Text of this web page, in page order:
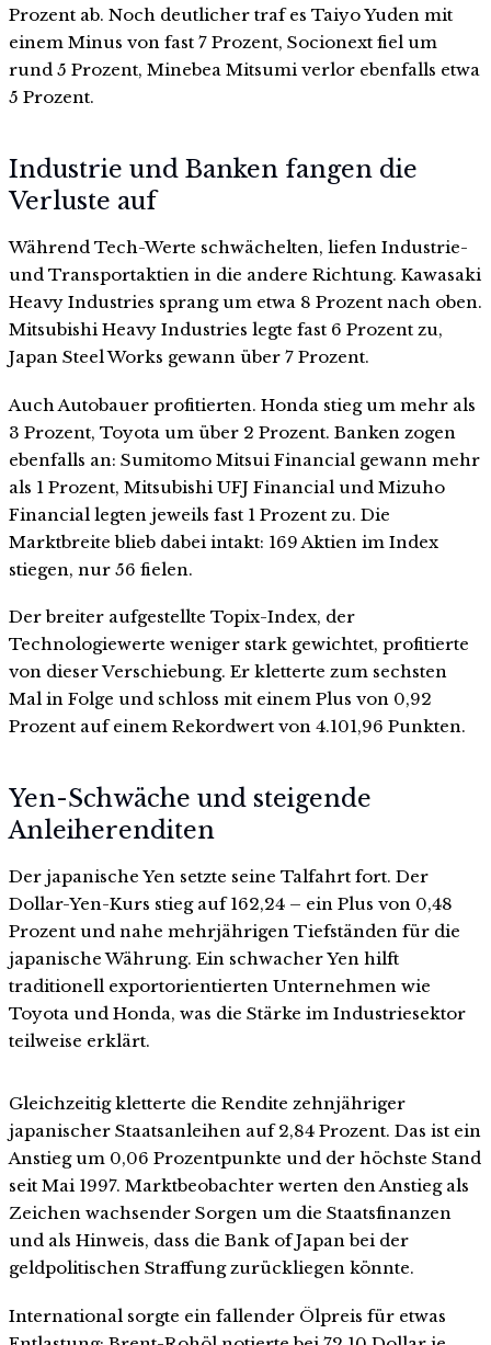
Prozent ab. Noch deutlicher traf es Taiyo Yuden mit
einem Minus von fast 7 Prozent, Socionext fiel um
rund 5 Prozent, Minebea Mitsumi verlor ebenfalls etwa
5 Prozent.
Industrie und Banken fangen die
Verluste auf
Während Tech-Werte schwächelten, liefen Industrie-
und Transportaktien in die andere Richtung. Kawasaki
Heavy Industries sprang um etwa 8 Prozent nach oben.
Mitsubishi Heavy Industries legte fast 6 Prozent zu,
Japan Steel Works gewann über 7 Prozent.
Auch Autobauer profitierten. Honda stieg um mehr als
3 Prozent, Toyota um über 2 Prozent. Banken zogen
ebenfalls an: Sumitomo Mitsui Financial gewann mehr
als 1 Prozent, Mitsubishi UFJ Financial und Mizuho
Financial legten jeweils fast 1 Prozent zu. Die
Marktbreite blieb dabei intakt: 169 Aktien im Index
stiegen, nur 56 fielen.
Der breiter aufgestellte Topix-Index, der
Technologiewerte weniger stark gewichtet, profitierte
von dieser Verschiebung. Er kletterte zum sechsten
Mal in Folge und schloss mit einem Plus von 0,92
Prozent auf einem Rekordwert von 4.101,96 Punkten.
Yen-Schwäche und steigende
Anleiherenditen
Der japanische Yen setzte seine Talfahrt fort. Der
Dollar-Yen-Kurs stieg auf 162,24 – ein Plus von 0,48
Prozent und nahe mehrjährigen Tiefständen für die
japanische Währung. Ein schwacher Yen hilft
traditionell exportorientierten Unternehmen wie
Toyota und Honda, was die Stärke im Industriesektor
teilweise erklärt.
Gleichzeitig kletterte die Rendite zehnjähriger
japanischer Staatsanleihen auf 2,84 Prozent. Das ist ein
Anstieg um 0,06 Prozentpunkte und der höchste Stand
seit Mai 1997. Marktbeobachter werten den Anstieg als
Zeichen wachsender Sorgen um die Staatsfinanzen
und als Hinweis, dass die Bank of Japan bei der
geldpolitischen Straffung zurückliegen könnte.
International sorgte ein fallender Ölpreis für etwas